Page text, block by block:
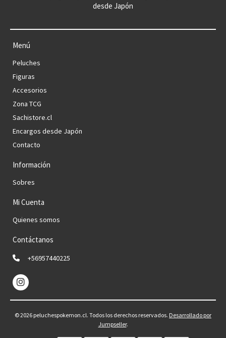
desde Japón
Menú
Peluches
Figuras
Accesorios
Zona TCG
Sachistore.cl
Encargos desde Japón
Contacto
Información
Sobres
Mi Cuenta
Quienes somos
Contáctanos
+56957440225
© 2026 peluchespokemon.cl. Todos los derechos reservados. Desarrollado por
Jumpseller.